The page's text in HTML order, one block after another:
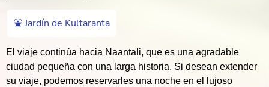
⛲️ Jardín de Kultaranta
El viaje continúa hacia Naantali, que es una agradable
ciudad pequeña con una larga historia. Si desean extender
su viaje, podemos reservarles una noche en el lujoso